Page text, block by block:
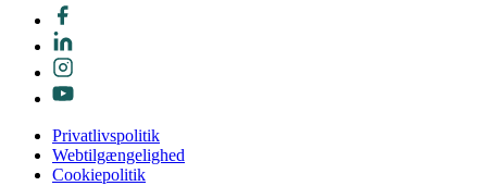
Privatlivspolitik
Webtilgængelighed
Cookiepolitik